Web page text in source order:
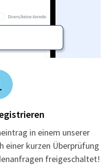
in einem unserer
einer kurzen Überprüfung
freigeschaltet!